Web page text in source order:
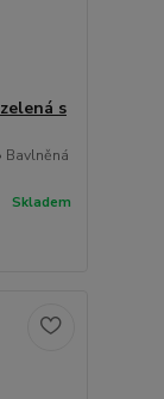
s
Bavlněná
Skladem